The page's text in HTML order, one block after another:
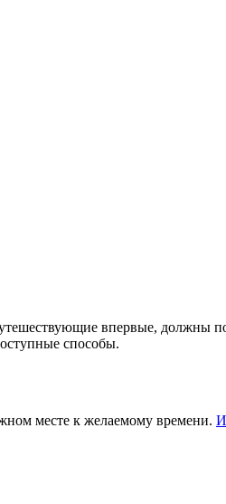
впервые, должны
способы.
месте к желаемому времени.